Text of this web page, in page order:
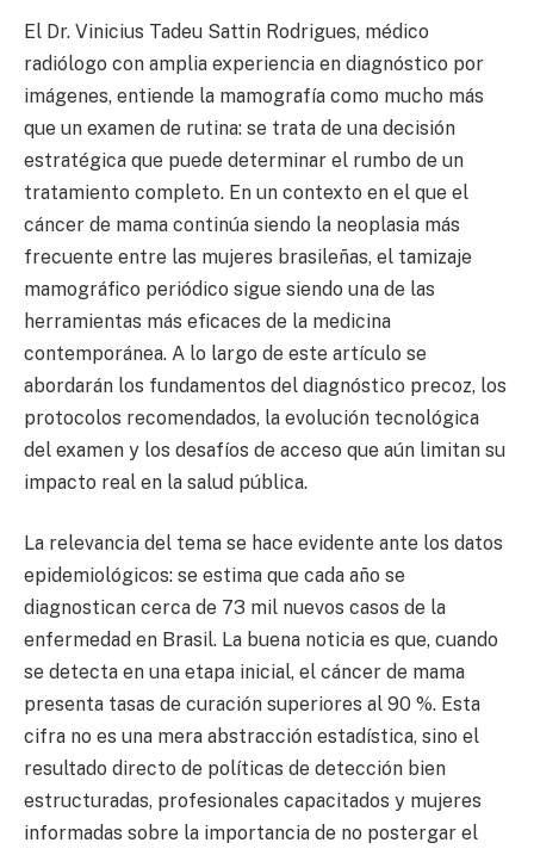
El Dr. Vinicius Tadeu Sattin Rodrigues, médico
radiólogo con amplia experiencia en diagnóstico por
imágenes, entiende la mamografía como mucho más
que un examen de rutina: se trata de una decisión
estratégica que puede determinar el rumbo de un
tratamiento completo. En un contexto en el que el
cáncer de mama continúa siendo la neoplasia más
frecuente entre las mujeres brasileñas, el tamizaje
mamográfico periódico sigue siendo una de las
herramientas más eficaces de la medicina
contemporánea. A lo largo de este artículo se
abordarán los fundamentos del diagnóstico precoz, los
protocolos recomendados, la evolución tecnológica
del examen y los desafíos de acceso que aún limitan su
impacto real en la salud pública.
La relevancia del tema se hace evidente ante los datos
epidemiológicos: se estima que cada año se
diagnostican cerca de 73 mil nuevos casos de la
enfermedad en Brasil. La buena noticia es que, cuando
se detecta en una etapa inicial, el cáncer de mama
presenta tasas de curación superiores al 90 %. Esta
cifra no es una mera abstracción estadística, sino el
resultado directo de políticas de detección bien
estructuradas, profesionales capacitados y mujeres
informadas sobre la importancia de no postergar el